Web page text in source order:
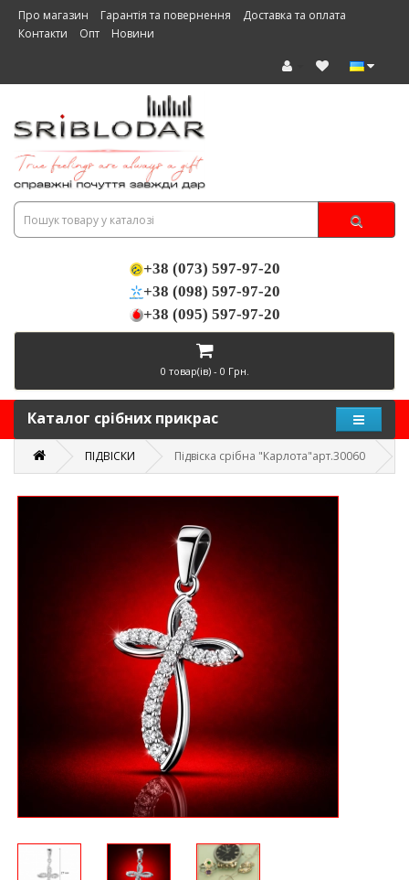
Про магазин Гарантія та повернення
Доставка та оплата
Контакти
Опт Новини
+38 (073) 597-97-20
+38 (098) 597-97-20
+38 (095) 597-97-20
0 товар(ів) - 0 Грн.
Каталог срібних прикрас
ПІДВІСКИ Підвіска срібна "Карлота"арт.30060